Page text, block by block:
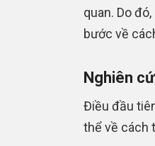
quan. Do
bước về
Nghiên
Điều đầu
thể về cách